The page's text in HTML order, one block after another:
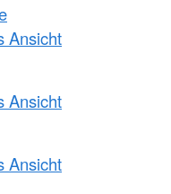
Ansicht
Ansicht
Ansicht